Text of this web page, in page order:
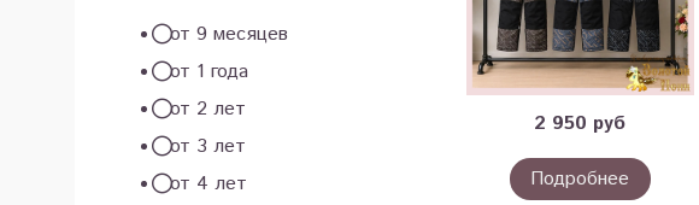
2 950 руб
Подробнее
от 9 месяцев
от 1 года
от 2 лет
от 3 лет
от 4 лет